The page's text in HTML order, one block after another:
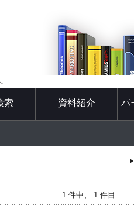
索 資料紹介 パ
1 件中、 1 件目